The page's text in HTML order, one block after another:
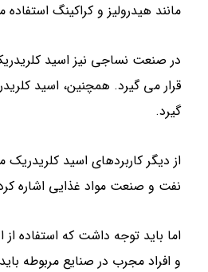
مانند هیدرولیز و کراکینگ
در صنعت نساجی نیز اسید
قرار می گیرد. همچنین، اسید
گیرد.
از دیگر کاربردهای اسید
نفت و صنعت مواد غذایی اشاره
اما باید توجه داشت که استفاده
و افراد مجرب در صنایع مربوطه